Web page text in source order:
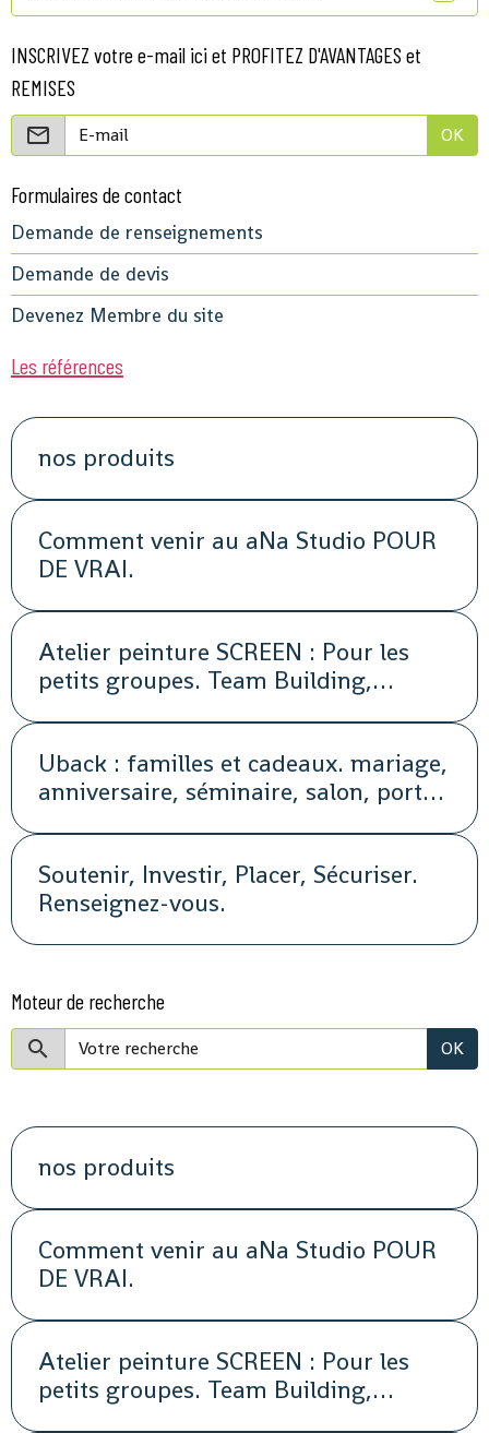
INSCRIVEZ votre e-mail ici et PROFITEZ D'AVANTAGES et
REMISES
OK
Formulaires de contact
Demande de renseignements
Demande de devis
Devenez Membre du site
Les références
nos produits
Comment venir au aNa Studio POUR
DE VRAI.
Atelier peinture SCREEN : Pour les
petits groupes. Team Building,
Uback : familles et cadeaux. mariage,
anniversaire, séminaire, salon, portes
Soutenir, Investir, Placer, Sécuriser.
Renseignez-vous.
Moteur de recherche
OK
nos produits
Comment venir au aNa Studio POUR
DE VRAI.
Atelier peinture SCREEN : Pour les
petits groupes. Team Building,